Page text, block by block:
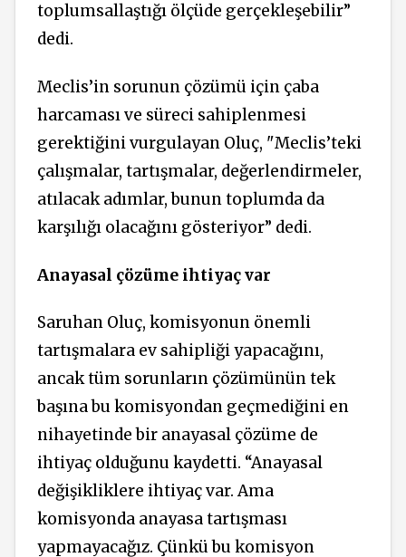
toplumsallaştığı ölçüde gerçekleşebilir”
dedi.
Meclis’in sorunun çözümü için çaba
harcaması ve süreci sahiplenmesi
gerektiğini vurgulayan Oluç, "Meclis’teki
çalışmalar, tartışmalar, değerlendirmeler,
atılacak adımlar, bunun toplumda da
karşılığı olacağını gösteriyor” dedi.
Anayasal çözüme ihtiyaç var
Saruhan Oluç, komisyonun önemli
tartışmalara ev sahipliği yapacağını,
ancak tüm sorunların çözümünün tek
başına bu komisyondan geçmediğini en
nihayetinde bir anayasal çözüme de
ihtiyaç olduğunu kaydetti. “Anayasal
değişikliklere ihtiyaç var. Ama
komisyonda anayasa tartışması
yapmayacağız. Çünkü bu komisyon